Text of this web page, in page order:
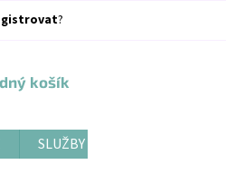
?
košík
SLUŽBY